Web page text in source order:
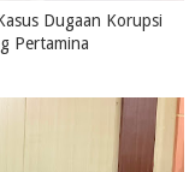
Dugaan Korupsi
Pertamina